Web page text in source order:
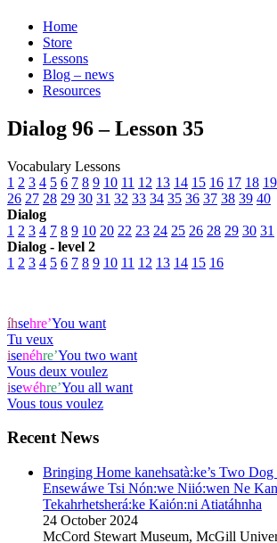
Home
Store
Lessons
Blog – news
Resources
Dialog 96 – Lesson 35
Vocabulary Lessons
1 2 3 4 5 6 7 8 9 10 11 12 13 14 15 16 17 18 19
26 27 28 29 30 31 32 33 34 35 36 37 38 39 40
Dialog
1 2 3 4 7 8 9 10 20 22 23 24 25 26 28 29 30 31
Dialog - level 2
1 2 3 4 5 6 7 8 9 10 11 12 13 14 15 16
íhsehre’You want
Tu veux
isenéhre’You two want
Vous deux voulez
isewéhre’You all want
Vous tous voulez
Recent News
Bringing Home kanehsatà:ke’s Two
Ensewáwe Tsi Nón:we Niió:wen Ne
Tekahrhetsherá:ke Kaión:ni Atiatáhnha
24 October 2024
McCord Stewart Museum, McGill